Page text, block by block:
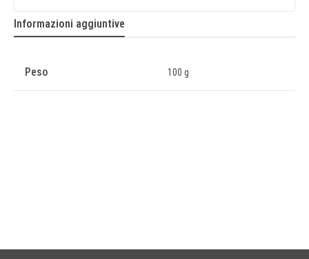
Informazioni aggiuntive
Peso 100 g